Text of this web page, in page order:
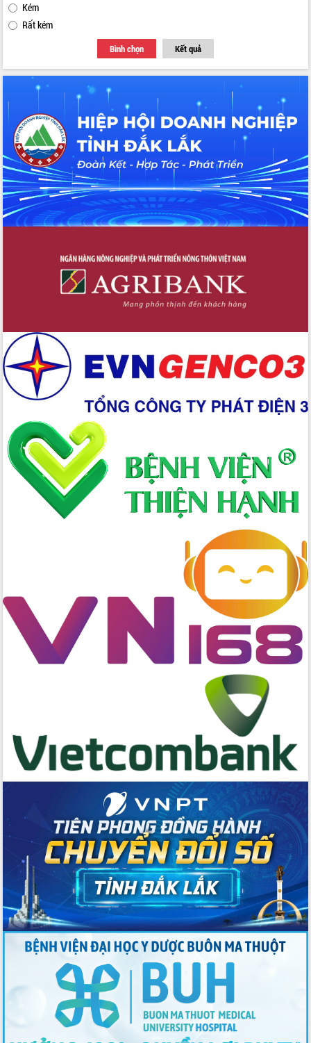
Kém
Rất kém
Bình chọn Kết quả